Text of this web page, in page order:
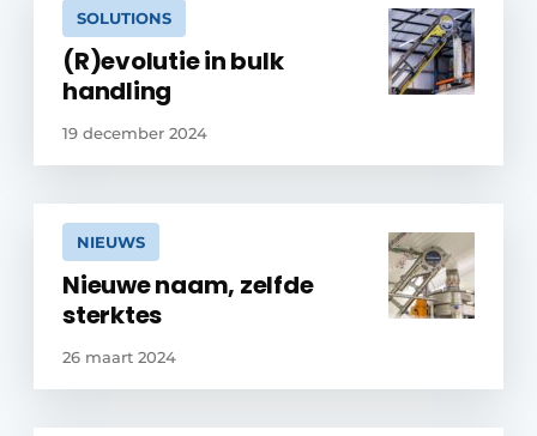
SOLUTIONS
(R)evolutie in bulk
handling
19 december 2024
NIEUWS
Nieuwe naam, zelfde
sterktes
26 maart 2024